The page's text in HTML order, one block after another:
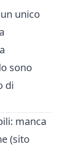
unico
sono
di
manca
(sito